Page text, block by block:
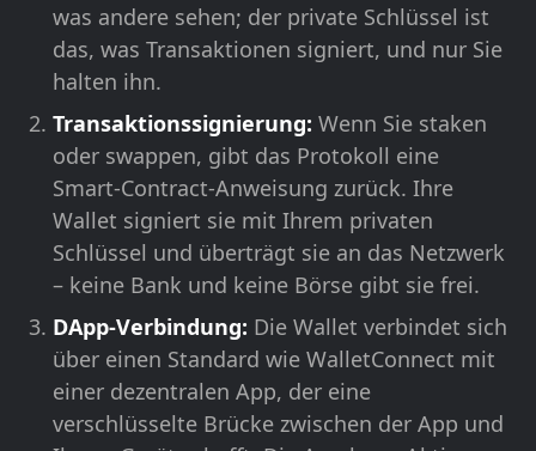
was andere sehen; der private Schlüssel ist
das, was Transaktionen signiert, und nur Sie
halten ihn.
Transaktionssignierung: Wenn Sie staken
oder swappen, gibt das Protokoll eine
Smart-Contract-Anweisung zurück. Ihre
Wallet signiert sie mit Ihrem privaten
Schlüssel und überträgt sie an das Netzwerk
– keine Bank und keine Börse gibt sie frei.
DApp-Verbindung: Die Wallet verbindet sich
über einen Standard wie WalletConnect mit
einer dezentralen App, der eine
verschlüsselte Brücke zwischen der App und